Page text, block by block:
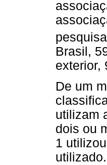
Brasil,
exterior,
De um
utilizam
dois ou
1
utilizado.